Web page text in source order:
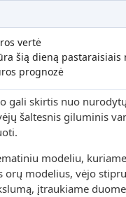
vertė
šią dieną pastaraisiais
prognozė
gali skirtis nuo
šaltesnis giluminis
modeliu,
orų modelius, vėjo
įtraukiame